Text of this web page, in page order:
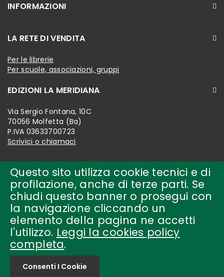
Questo sito utilizza cookie tecnici e di
profilazione, anche di terze parti. Se
chiudi questo banner o prosegui con
la navigazione cliccando un
elemento della pagina ne accetti
l'utilizzo. Leggi la cookies policy
completa.
Consenti I Cookie
INFORMAZIONI
LA RETE DI VENDITA
Per le librerie
Per scuole, associazioni, gruppi
EDIZIONI LA MERIDIANA
Via Sergio Fontana, 10C
70056 Molfetta (Ba)
P.IVA 03633700723
Scrivici o chiamaci
Copyright © 2018-present by
edizioni la meridiana Tutti i
diritti riservati.